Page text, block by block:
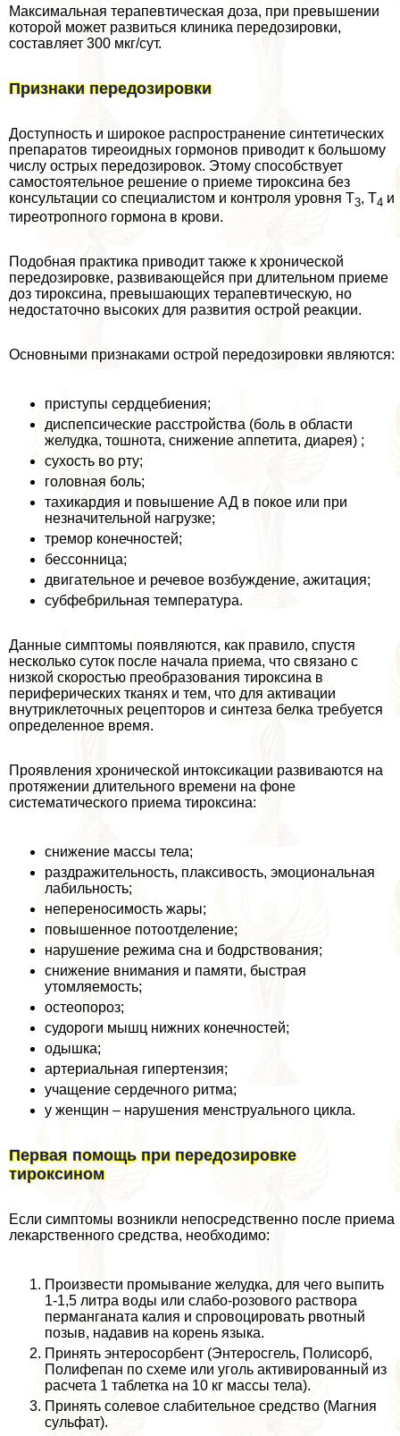
Максимальная терапевтическая доза, при превышении
которой может развиться клиника передозировки,
составляет 300 мкг/сут.
Признаки передозировки
Доступность и широкое распространение синтетических
препаратов тиреоидных гормонов приводит к большому
числу острых передозировок. Этому способствует
самостоятельное решение о приеме тироксина без
консультации со специалистом и контроля уровня Т3, Т4 и
тиреотропного гормона в крови.
Подобная пpaктика приводит также к хронической
передозировке, развивающейся при длительном приеме
доз тироксина, превышающих терапевтическую, но
недостаточно высоких для развития острой реакции.
Основными признаками острой передозировки являются:
приступы сердцебиения;
диспепсические расстройства (боль в области
желудка, тошнота, снижение аппетита, диарея) ;
сухость во рту;
головная боль;
тахикардия и повышение АД в покое или при
незначительной нагрузке;
тремор конечностей;
бессонница;
двигательное и речевое возбуждение, ажитация;
субфебрильная температура.
Данные симптомы появляются, как правило, спустя
несколько суток после начала приема, что связано с
низкой скоростью преобразования тироксина в
периферических тканях и тем, что для активации
внутриклеточных рецепторов и синтеза белка требуется
определенное время.
Проявления хронической интоксикации развиваются на
протяжении длительного времени на фоне
систематического приема тироксина:
снижение массы тела;
раздражительность, плаксивость, эмоциональная
лабильность;
непереносимость жары;
повышенное потоотделение;
нарушение режима сна и бодрствования;
снижение внимания и памяти, быстрая
утомляемость;
остеопороз;
судороги мышц нижних конечностей;
одышка;
артериальная гипертензия;
учащение сердечного ритма;
у женщин – нарушения мeнcтpуального цикла.
Первая помощь при передозировке
тироксином
Если симптомы возникли непосредственно после приема
лекарственного средства, необходимо:
Произвести промывание желудка, для чего выпить
1-1,5 литра воды или слабо-розового раствора
перманганата калия и спровоцировать рвотный
позыв, надавив на корень языка.
Принять энтеросорбент (Энтеросгель, Полисорб,
Полифепан по схеме или уголь активированный из
расчета 1 таблетка на 10 кг массы тела).
Принять солевое слабительное средство (Магния
сульфат).